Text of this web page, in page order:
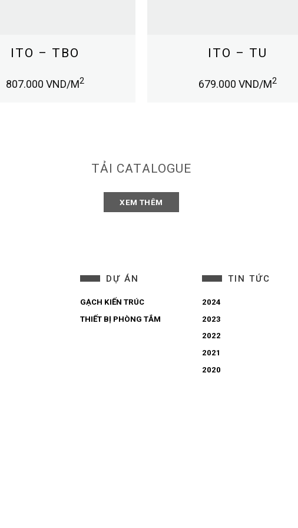
ITO – TBO
807.000 VND/M2
ITO – TU
679.000VND/M2
TẢI CATALOGUE
XEM THÊM
DỰ ÁN
GẠCH KIẾN TRÚC
THIẾT BỊ PHÒNG TẮM
TIN TỨC
2024
2023
2022
2021
2020